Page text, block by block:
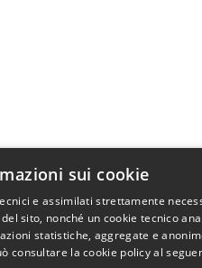
sui cookie
e assimilati strettamente
sito, nonché un cookie tecnico
statistiche, aggregate e
consultare la cookie policy al